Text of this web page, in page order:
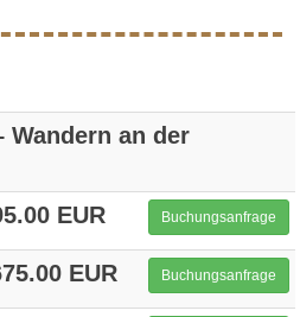
Wandern an der
EUR Buchungsanfrage
EUR Buchungsanfrage